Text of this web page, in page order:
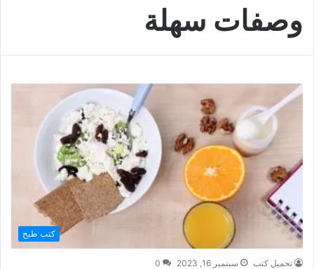
وصفات سهلة
كتب طبخ
تحميل كتب سبتمبر 16, 2023 0